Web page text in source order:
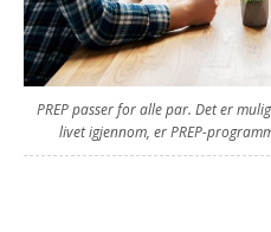
PREP passer for alle par. Det er
livet igjennom, er PREP-